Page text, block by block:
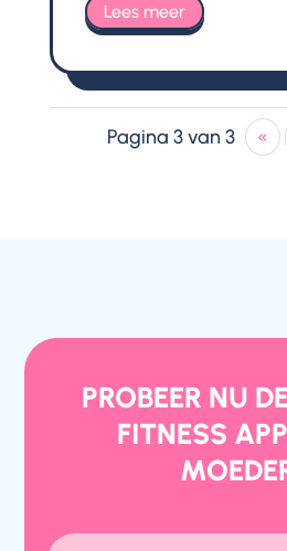
Lees meer
Pagina 3 van 3 «
PROBEER NU
FITNESS